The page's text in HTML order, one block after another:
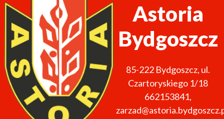
Astoria
Bydgoszcz
85-222 Bydgoszcz, ul.
Czartoryskiego 1/18
662153841,